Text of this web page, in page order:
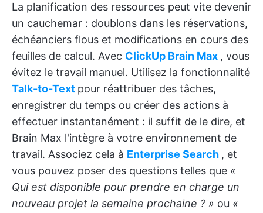
La planification des ressources peut vite devenir
un cauchemar : doublons dans les réservations,
échéanciers flous et modifications en cours des
feuilles de calcul. Avec ClickUp Brain Max , vous
évitez le travail manuel. Utilisez la fonctionnalité
Talk-to-Text pour réattribuer des tâches,
enregistrer du temps ou créer des actions à
effectuer instantanément : il suffit de le dire, et
Brain Max l'intègre à votre environnement de
travail. Associez cela à Enterprise Search , et
vous pouvez poser des questions telles que «
Qui est disponible pour prendre en charge un
nouveau projet la semaine prochaine ? » ou «